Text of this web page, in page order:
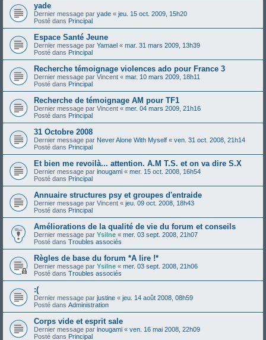
yade
Dernier message par yade « jeu. 15 oct. 2009, 15h20
Posté dans Principal
Espace Santé Jeune
Dernier message par Yamael « mar. 31 mars 2009, 13h39
Posté dans Principal
Recherche témoignage violences ado pour France 3
Dernier message par Vincent « mar. 10 mars 2009, 18h11
Posté dans Principal
Recherche de témoignage AM pour TF1
Dernier message par Vincent « mer. 04 mars 2009, 21h16
Posté dans Principal
31 Octobre 2008
Dernier message par Never Alone With Myself « ven. 31 oct. 2008, 21h14
Posté dans Principal
Et bien me revoilà... attention. A.M T.S. et on va dire S.X
Dernier message par inougami « mer. 15 oct. 2008, 16h54
Posté dans Principal
Annuaire structures psy et groupes d'entraide
Dernier message par Vincent « jeu. 09 oct. 2008, 18h43
Posté dans Principal
Améliorations de la qualité de vie du forum et conseils
Dernier message par Ysilne « mer. 03 sept. 2008, 21h07
Posté dans Troubles associés
Règles de base du forum *A lire !*
Dernier message par Ysilne « mer. 03 sept. 2008, 21h06
Posté dans Troubles associés
:(
Dernier message par justine « jeu. 14 août 2008, 08h59
Posté dans Administration
Corps vide et esprit sale
Dernier message par inougami « ven. 16 mai 2008, 22h09
Posté dans Principal